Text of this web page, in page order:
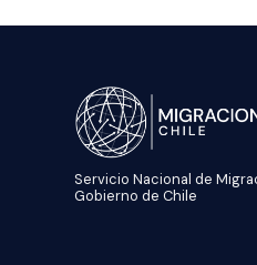
Servicio Nacional de
Gobierno de Chile